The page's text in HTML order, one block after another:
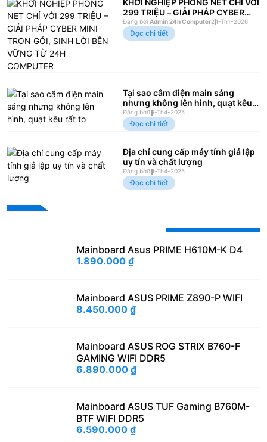
KHỞI NGHIỆP PHÒNG NET CHỈ VỚI
299 TRIỆU – GIẢI PHÁP CYBER
MINI TRỌN GÓI, SINH LỜI BỀN
VỮNG TỪ 24H COMPUTER
Đăng bởi Admin 24h Computer24-Th1-2026
Đọc chi tiết
Tại sao cắm điện main sáng
nhưng không lên hình, quạt kêu
rất to
Đăng bởi15-Th4-2025
Đọc chi tiết
Địa chỉ cung cấp máy tính giả lập
uy tín và chất lượng
Đăng bởi14-Th4-2025
Đọc chi tiết
Mainboard Asus PRIME H610M-K D4
1.890.000 ₫
Mainboard ASUS PRIME Z890-P WIFI
8.450.000 ₫
Mainboard ASUS ROG STRIX B760-F
GAMING WIFI DDR5
6.890.000 ₫
Mainboard ASUS TUF Gaming B760M-
BTF WIFI DDR5
6.590.000 ₫